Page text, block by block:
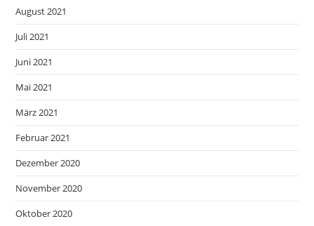
August 2021
Juli 2021
Juni 2021
Mai 2021
März 2021
Februar 2021
Dezember 2020
November 2020
Oktober 2020